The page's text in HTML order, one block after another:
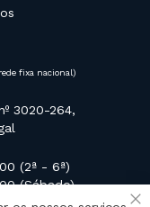
fixa nacional)
3020-264,
(2ª - 6ª)
(Sábado)